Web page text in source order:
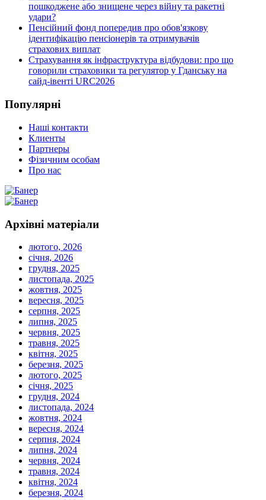
пошкоджене або знищене через війну та ракетні
удари?
Пенсійний фонд попередив про обов'язкову
ідентифікацію пенсіонерів та отримувачів
страхових виплат
Страхування як інфраструктура відбудови: про що
говорили страховики та регулятор у Гданську на
сайд-івенті URC2026
Популярні
Наші контакти
Клиенты
Партнеры
Фізичним особам
Про нас
Архівні матеріали
лютого, 2026
січня, 2026
грудня, 2025
листопада, 2025
жовтня, 2025
вересня, 2025
серпня, 2025
липня, 2025
червня, 2025
травня, 2025
квітня, 2025
березня, 2025
лютого, 2025
січня, 2025
грудня, 2024
листопада, 2024
жовтня, 2024
вересня, 2024
серпня, 2024
липня, 2024
червня, 2024
травня, 2024
квітня, 2024
березня, 2024